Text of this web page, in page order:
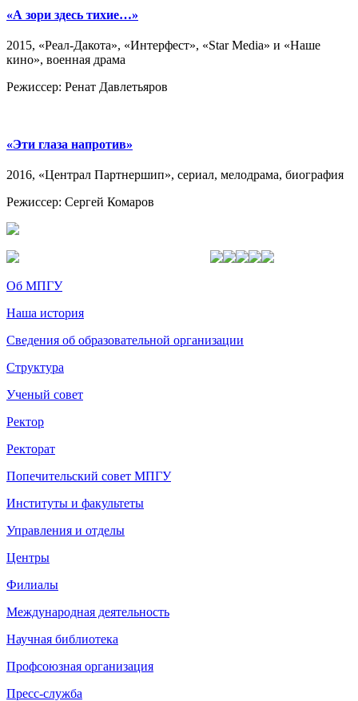
«А зори здесь тихие…»
2015, «Реал-Дакота», «Интерфест», «Star Media» и «Наше
кино», военная драма
Режиссер: Ренат Давлетьяров
«Эти глаза напротив»
2016, «Централ Партнершип», сериал, мелодрама, биография
Режиссер: Сергей Комаров
Об МПГУ
Наша история
Сведения об образовательной организации
Структура
Ученый совет
Ректор
Ректорат
Попечительский совет МПГУ
Институты и факультеты
Управления и отделы
Центры
Филиалы
Международная деятельность
Научная библиотека
Профсоюзная организация
Пресс-служба